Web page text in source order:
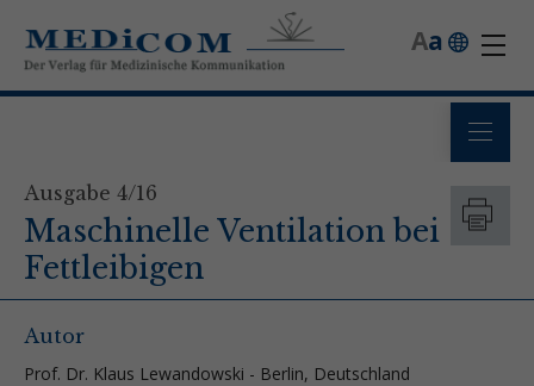
a
A
Ausgabe 4/16
Maschinelle Ventilation bei
Fettleibigen
Autor
Prof. Dr. Klaus Lewandowski - Berlin, Deutschland